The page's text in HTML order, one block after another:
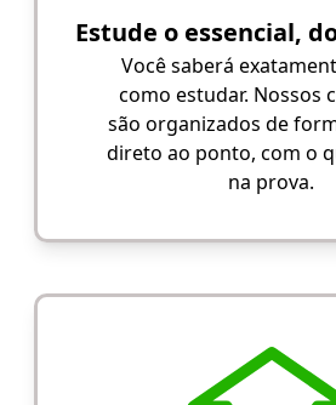
Estude o essencial,
Você saberá
como estudar. Nossos
são organizados de
direto ao ponto, com o
na prova.